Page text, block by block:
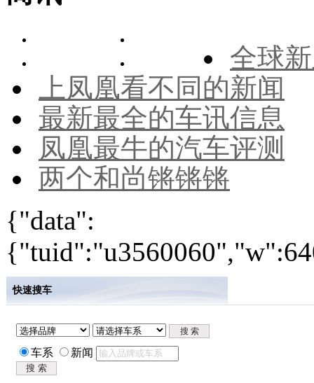
全球
上凤凰看不同的新闻
最新最全的车讯信息
凤凰最牛的汽车评测
两个和尚锵锵锵
{"data":
快速搜车
车系 新闻